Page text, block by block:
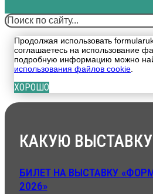
Поиск
Продолжая использовать
соглашаетесь на использование
подробную информацию можно
использования файлов cookie.
ХОРОШО
КАКУЮ
БИЛЕТ НА ВЫСТАВКУ
2026»